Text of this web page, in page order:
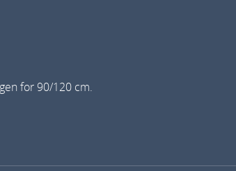
a
for 90/120 cm.